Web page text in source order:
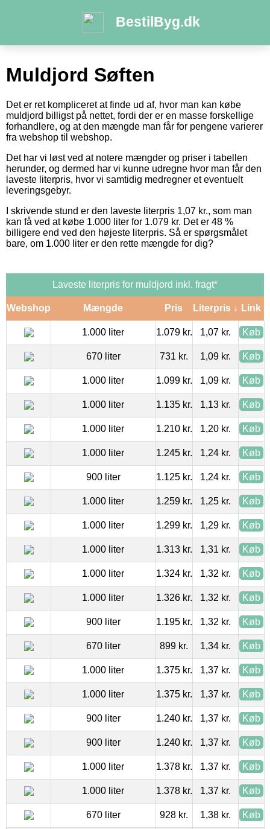
BestilByg.dk
Muldjord Søften
Det er ret kompliceret at finde ud af, hvor man kan købe
muldjord billigst på nettet, fordi der er en masse forskellige
forhandlere, og at den mængde man får for pengene varierer
fra webshop til webshop.
Det har vi løst ved at notere mængder og priser i tabellen
herunder, og dermed har vi kunne udregne hvor man får den
laveste literpris, hvor vi samtidig medregner et eventuelt
leveringsgebyr.
I skrivende stund er den laveste literpris 1,07 kr., som man
kan få ved at købe 1.000 liter for 1.079 kr. Det er 48 %
billigere end ved den højeste literpris. Så er spørgsmålet
bare, om 1.000 liter er den rette mængde for dig?
Laveste literpris for muldjord inkl. fragt*
Webshop Mængde Pris Literpris ↓ Link
1.000 liter 1.079 kr. 1,07 kr. Køb
670 liter 731 kr. 1,09 kr. Køb
1.000 liter 1.099 kr. 1,09 kr. Køb
1.000 liter 1.135 kr. 1,13 kr. Køb
1.000 liter 1.210 kr. 1,20 kr. Køb
1.000 liter 1.245 kr. 1,24 kr. Køb
900 liter 1.125 kr. 1,24 kr. Køb
1.000 liter 1.259 kr. 1,25 kr. Køb
1.000 liter 1.299 kr. 1,29 kr. Køb
1.000 liter 1.313 kr. 1,31 kr. Køb
1.000 liter 1.324 kr. 1,32 kr. Køb
1.000 liter 1.326 kr. 1,32 kr. Køb
900 liter 1.195 kr. 1,32 kr. Køb
670 liter 899 kr. 1,34 kr. Køb
1.000 liter 1.375 kr. 1,37 kr. Køb
1.000 liter 1.375 kr. 1,37 kr. Køb
900 liter 1.240 kr. 1,37 kr. Køb
900 liter 1.240 kr. 1,37 kr. Køb
1.000 liter 1.378 kr. 1,37 kr. Køb
1.000 liter 1.378 kr. 1,37 kr. Køb
670 liter 928 kr. 1,38 kr. Køb